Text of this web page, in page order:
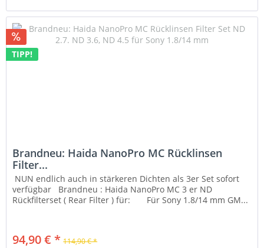
TIPP!
Brandneu: Haida NanoPro MC Rücklinsen
Filter...
NUN endlich auch in stärkeren Dichten als 3er Set sofort
verfügbar Brandneu : Haida NanoPro MC 3 er ND
Rückfilterset ( Rear Filter ) für: Für Sony 1.8/14 mm GM...
94,90 € * 114,90 € *